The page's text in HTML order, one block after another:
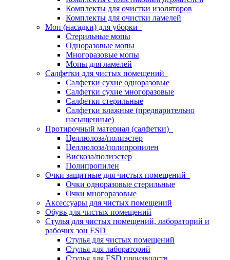
Комплекты для очистки изоляторов
Комплекты для очистки ламелей
Моп (насадки) для уборки
Стерильные мопы
Одноразовые мопы
Многоразовые мопы
Мопы для ламелей
Салфетки для чистых помещений
Салфетки сухие одноразовые
Салфетки сухие многоразовые
Салфетки стерильные
Салфетки влажные (предварительно
насыщенные)
Протирочный материал (салфетки)
Целлюлоза/полиэстер
Целлюлоза/полипропилен
Вискоза/полиэстер
Полипропилен
Очки защитные для чистых помещений
Очки одноразовые стерильные
Очки многоразовые
Аксессуары для чистых помещений
Обувь для чистых помещений
Стулья для чистых помещений, лабораторий и
рабочих зон ESD
Стулья для чистых помещений
Стулья для лабораторий